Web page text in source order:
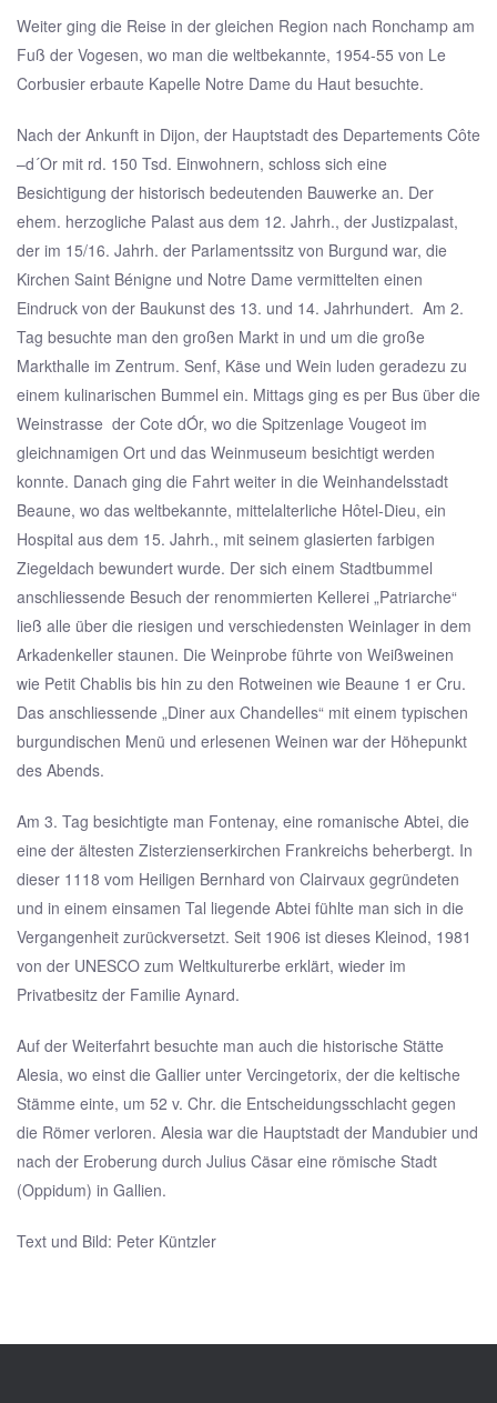
Weiter ging die Reise in der gleichen Region nach Ronchamp am
Fuß der Vogesen, wo man die weltbekannte, 1954-55 von Le
Corbusier erbaute Kapelle Notre Dame du Haut besuchte.
Nach der Ankunft in Dijon, der Hauptstadt des Departements Côte
–d´Or mit rd. 150 Tsd. Einwohnern, schloss sich eine
Besichtigung der historisch bedeutenden Bauwerke an. Der
ehem. herzogliche Palast aus dem 12. Jahrh., der Justizpalast,
der im 15/16. Jahrh. der Parlamentssitz von Burgund war, die
Kirchen Saint Bénigne und Notre Dame vermittelten einen
Eindruck von der Baukunst des 13. und 14. Jahrhundert. Am 2.
Tag besuchte man den großen Markt in und um die große
Markthalle im Zentrum. Senf, Käse und Wein luden geradezu zu
einem kulinarischen Bummel ein. Mittags ging es per Bus über die
Weinstrasse der Cote dÓr, wo die Spitzenlage Vougeot im
gleichnamigen Ort und das Weinmuseum besichtigt werden
konnte. Danach ging die Fahrt weiter in die Weinhandelsstadt
Beaune, wo das weltbekannte, mittelalterliche Hôtel-Dieu, ein
Hospital aus dem 15. Jahrh., mit seinem glasierten farbigen
Ziegeldach bewundert wurde. Der sich einem Stadtbummel
anschliessende Besuch der renommierten Kellerei „Patriarche“
ließ alle über die riesigen und verschiedensten Weinlager in dem
Arkadenkeller staunen. Die Weinprobe führte von Weißweinen
wie Petit Chablis bis hin zu den Rotweinen wie Beaune 1 er Cru.
Das anschliessende „Diner aux Chandelles“ mit einem typischen
burgundischen Menü und erlesenen Weinen war der Höhepunkt
des Abends.
Am 3. Tag besichtigte man Fontenay, eine romanische Abtei, die
eine der ältesten Zisterzienserkirchen Frankreichs beherbergt. In
dieser 1118 vom Heiligen Bernhard von Clairvaux gegründeten
und in einem einsamen Tal liegende Abtei fühlte man sich in die
Vergangenheit zurückversetzt. Seit 1906 ist dieses Kleinod, 1981
von der UNESCO zum Weltkulturerbe erklärt, wieder im
Privatbesitz der Familie Aynard.
Auf der Weiterfahrt besuchte man auch die historische Stätte
Alesia, wo einst die Gallier unter Vercingetorix, der die keltische
Stämme einte, um 52 v. Chr. die Entscheidungsschlacht gegen
die Römer verloren. Alesia war die Hauptstadt der Mandubier und
nach der Eroberung durch Julius Cäsar eine römische Stadt
(Oppidum) in Gallien.
Text und Bild: Peter Küntzler